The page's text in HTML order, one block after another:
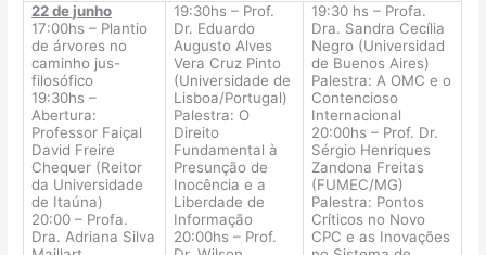
22 de junho
17:00hs – Plantio
de árvores no
caminho jus-
filosófico
19:30hs –
Abertura:
Professor Faiçal
David Freire
Chequer (Reitor
da Universidade
de Itaúna)
20:00 – Profa.
Dra. Adriana Silva
19:30hs – Prof.
Dr. Eduardo
Augusto Alves
Vera Cruz Pinto
(Universidade de
Lisboa/Portugal)
Palestra: O
Direito
Fundamental à
Presunção de
Inocência e a
Liberdade de
Informação
20:00hs – Prof.
19:30 hs – Profa.
Dra. Sandra Cecília
Negro (Universidad
de Buenos Aires)
Palestra: A OMC e o
Contencioso
Internacional
20:00hs – Prof. Dr.
Sérgio Henriques
Zandona Freitas
(FUMEC/MG)
Palestra: Pontos
Críticos no Novo
CPC e as Inovações